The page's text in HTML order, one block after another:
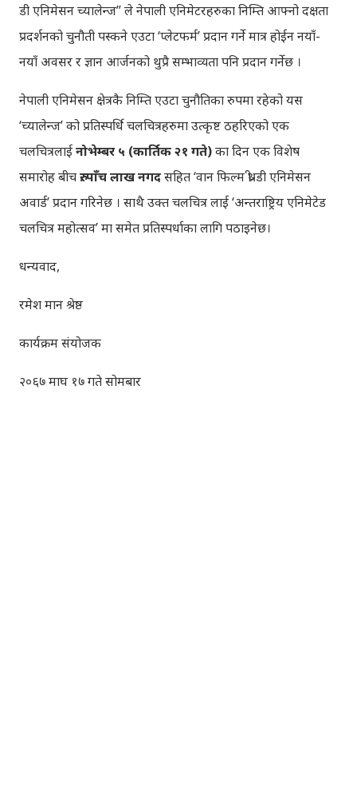
डी एनिमेसन च्यालेन्ज” ले नेपाली एनिमेटरहरुका निम्ति आफ्नो दक्षता
प्रदर्शनको चुनौती पस्कने एउटा ‘प्लेटफर्म’ प्रदान गर्ने मात्र होईन नयाँ-
नयाँ अवसर र ज्ञान आर्जनको थुप्रै सम्भाव्यता पनि प्रदान गर्नेछ ।
नेपाली एनिमेसन क्षेत्रकै निम्ति एउटा चुनौतिका रुपमा रहेको यस
‘च्यालेन्ज’ को प्रतिस्पर्धि चलचित्रहरुमा उत्कृष्ट ठहरिएको एक
चलचित्रलाईनोभेम्बर ५ (कार्तिक २१ गते)का दिन एक विशेष
समारोह बीचरु. पाँच लाख नगदसहित ‘वान फिल्म थ्री-डी एनिमेसन
अवार्ड’ प्रदान गरिनेछ । साथै उक्त चलचित्र लाई ‘अन्तराष्ट्रिय एनिमेटेड
चलचित्र महोत्सव’ मा समेत प्रतिस्पर्धाका लागि पठाइनेछ।
धन्यवाद,
रमेश मान श्रेष्ठ
कार्यक्रम संयोजक
२०६७ माघ १७ गते सोमबार